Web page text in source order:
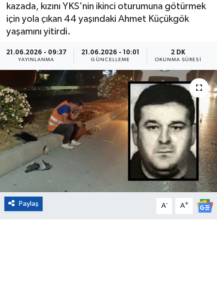
kazada, kızını YKS'nin ikinci oturumuna götürmek
için yola çıkan 44 yaşındaki Ahmet Küçükgök
yaşamını yitirdi.
21.06.2026 - 09:37
YAYINLANMA
21.06.2026 - 10:01
GÜNCELLEME
2 DK
OKUNMA SÜRESI
Paylaş A- A+
Yaşam
Dünya
Eğitim
Sağlık
Magazin
Turizm
Çevre
Son Dakika Haberleri